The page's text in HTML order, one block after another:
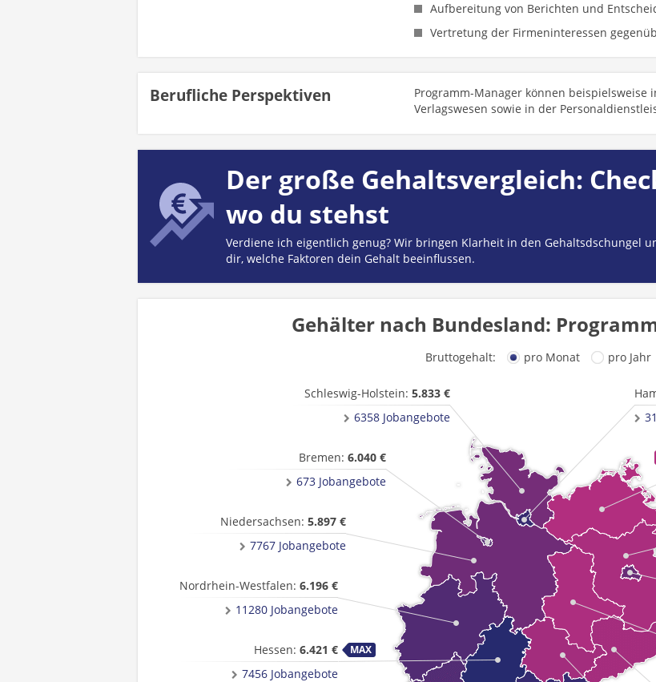
Aufbereitung von Berichten und
Vertretung der Firmeninteressen
Berufliche Perspektiven Programm-Manager können beispielsweise
Verlagswesen sowie in der
Der große Gehaltsvergleich:
wo du stehst
Verdiene ich eigentlich genug? Wir bringen Klarheit in den Gehaltsdschungel
dir, welche Faktoren dein Gehalt beeinflussen.
Gehälter nach Bundesland:
Bruttogehalt: pro Monat pro Jahr
Bremen: 6.040 €
673 Jobangebote
Hessen: 6.421 €
7456 Jobangebote
Niedersachsen: 5.897 €
7767 Jobangebote
Nordrhein-Westfalen: 6.196 €
11280 Jobangebote
Schleswig-Holstein: 5.833 €
6358 Jobangebote